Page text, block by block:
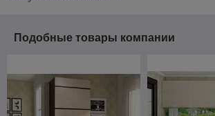
Подобные товары компании